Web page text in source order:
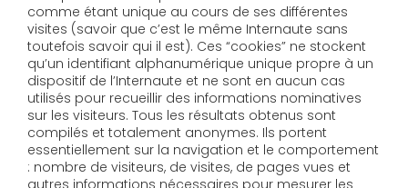
comme étant unique au cours de ses différentes
visites (savoir que c’est le même Internaute sans
toutefois savoir qui il est). Ces “cookies” ne stockent
qu’un identifiant alphanumérique unique propre à un
dispositif de l’Internaute et ne sont en aucun cas
utilisés pour recueillir des informations nominatives
sur les visiteurs. Tous les résultats obtenus sont
compilés et totalement anonymes. Ils portent
essentiellement sur la navigation et le comportement
: nombre de visiteurs, de visites, de pages vues et
autres informations nécessaires pour mesurer les